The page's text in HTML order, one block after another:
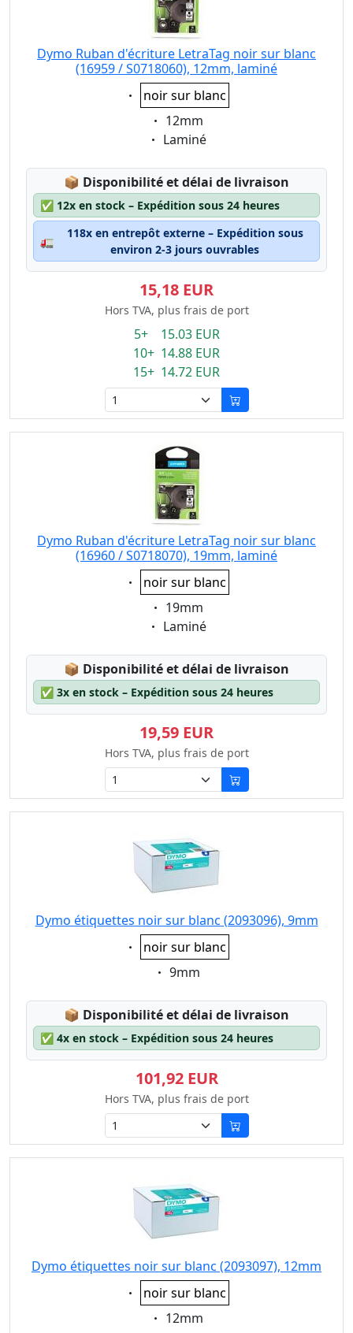
Dymo Ruban d'écriture LetraTag noir sur blanc
(16959 / S0718060), 12mm, laminé
Eigenschaft:
noir sur blanc
Eigenschaft:
12mm
Eigenschaft:
Laminé
📦 Lagerstatus:
Disponibilité et délai de livraison
✅ 12x en stock – Expédition sous 24 heures
🚛
118x en entrepôt externe – Expédition sous
environ 2-3 jours ouvrables
15,18 EUR
Hors TVA, plus frais de port
5+ 15.03 EUR
10+ 14.88 EUR
15+ 14.72 EUR
Dymo Ruban d'écriture LetraTag noir sur blanc
(16960 / S0718070), 19mm, laminé
Eigenschaft:
noir sur blanc
Eigenschaft:
19mm
Eigenschaft:
Laminé
📦 Lagerstatus:
Disponibilité et délai de livraison
✅ 3x en stock – Expédition sous 24 heures
19,59 EUR
Hors TVA, plus frais de port
Dymo étiquettes noir sur blanc (2093096), 9mm
Eigenschaft:
noir sur blanc
Eigenschaft:
9mm
📦 Lagerstatus:
Disponibilité et délai de livraison
✅ 4x en stock – Expédition sous 24 heures
101,92 EUR
Hors TVA, plus frais de port
Dymo étiquettes noir sur blanc (2093097), 12mm
Eigenschaft:
noir sur blanc
Eigenschaft:
12mm